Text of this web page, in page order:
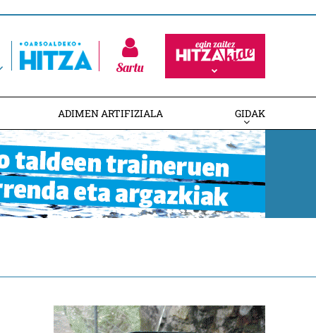
Sartu
ADIMEN ARTIFIZIALA GIDAK